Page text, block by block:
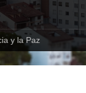
y la Paz